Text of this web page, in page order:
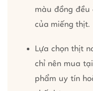
màu đồng đều
của miếng thịt.
Lựa chọn thịt
chỉ nên mua
phẩm uy tín